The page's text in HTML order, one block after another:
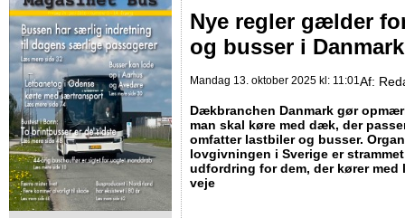
Nye regler gælder
og busser i
Mandag 13. oktober 2025 kl: 11:01Af:
Dækbranchen Danmark gør
man skal køre med dæk, der
omfatter lastbiler og busser.
lovgivningen i Sverige er
udfordring for dem, der kører
veje